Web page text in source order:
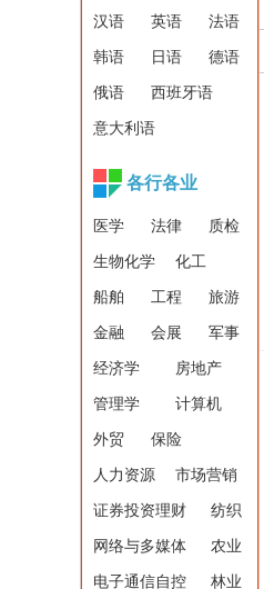
汉语 英语 法语
韩语 日语 德语
俄语 西班牙语
意大利语
各行各业
医学 法律 质检
生物化学 化工
船舶 工程 旅游
金融 会展 军事
经济学 房地产
管理学 计算机
外贸 保险
人力资源 市场营销
证券投资理财 纺织
网络与多媒体 农业
电子通信自控 林业